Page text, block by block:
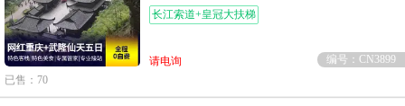
长江索道+皇冠大扶梯
请电询
编号：CN3899
已售：70